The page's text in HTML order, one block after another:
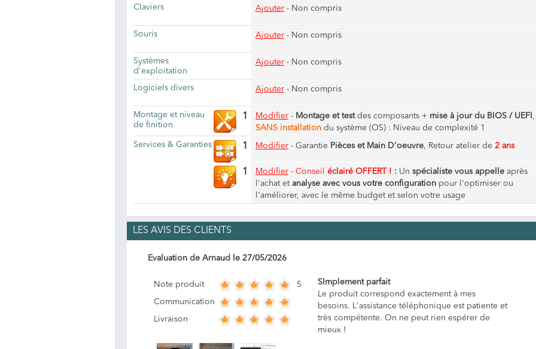
Claviers Ajouter - Non compris
Souris Ajouter - Non compris
Systèmes
d'exploitation
Ajouter - Non compris
Logiciels divers Ajouter - Non compris
Montage et niveau
de finition
1 Modifier - Montage et testdes composants + mise à jour du BIOS / UEFI ,
SANS installation du système (OS) : Niveau de complexité 1
Services & Garanties
1 Modifier - Garantie Pièces et Main D'oeuvre, Retour atelier de 2 ans
1 Modifier - Conseil éclairé OFFERT ! : Un spécialiste vous appelle après
l'achat et analyse avec vous votre configuration pour l'optimiser ou
l'améliorer, avec le même budget et selon votre usage
LES AVIS DES CLIENTS
Evaluation de Arnaud le 27/05/2026
Note produit 5
Communication
Livraison
SImplement parfait
Le produit correspond exactement à mes
besoins. L'assistance téléphonique est patiente et
très compétente. On ne peut rien espérer de
mieux !